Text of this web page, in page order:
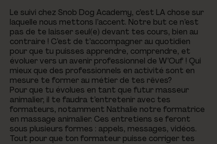
Le suivi chez Snob Dog Academy, c’est LA chose sur
laquelle nous mettons l’accent. Notre but ce n’est
pas de te laisser seul(e) devant tes cours, bien au
contraire ! C’est de t’accompagner au quotidien
pour que tu puisses apprendre, comprendre, et
évoluer vers un avenir professionnel de W’Ouf ! Qui
mieux que des professionnels en activité sont en
mesure te former au métier de tes rêves?
Pour que tu évolues en tant que futur masseur
animalier, il te faudra t’entretenir avec tes
formateurs, notamment Nathalie notre formatrice
en massage animalier. Ces entretiens se feront
sous plusieurs formes : appels, messages, vidéos.
Tout pour que ton formateur puisse corriger tes